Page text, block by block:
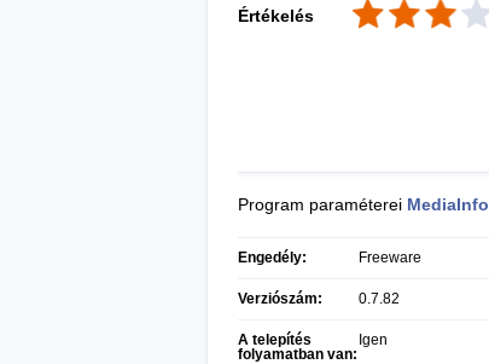
Értékelés
Program paraméterei MediaInfo
Engedély: Freeware
Verziószám: 0.7.82
A telepítés
folyamatban van:
Igen